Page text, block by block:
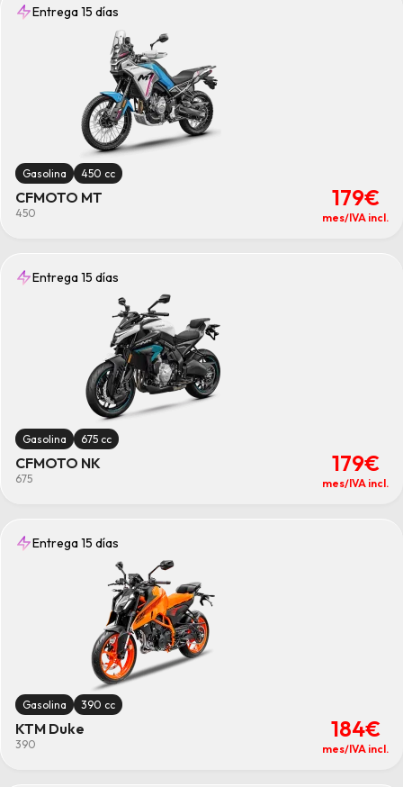
Entrega 15 días
Gasolina 450 cc
CFMOTO MT
450
179€
mes/IVA incl.
Entrega 15 días
Gasolina 675 cc
CFMOTO NK
675
179€
mes/IVA incl.
Entrega 15 días
Gasolina 390 cc
KTM Duke
390
184€
mes/IVA incl.